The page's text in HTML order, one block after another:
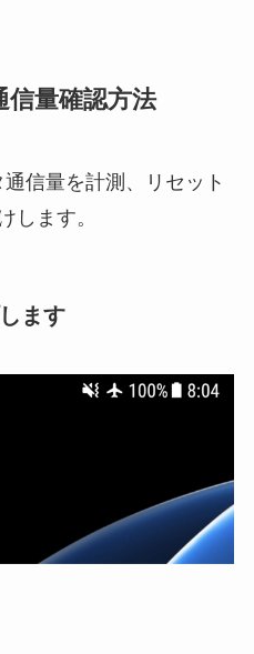
量確認方法
信量を計測、リセット
します。
ます